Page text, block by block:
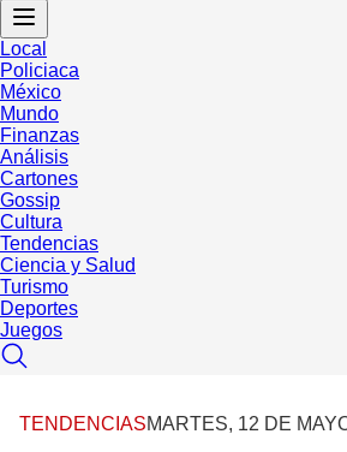
Local
Policiaca
México
Mundo
Finanzas
Análisis
Cartones
Gossip
Cultura
Tendencias
Ciencia y Salud
Turismo
Deportes
Juegos
TENDENCIASMARTES, 12 DE